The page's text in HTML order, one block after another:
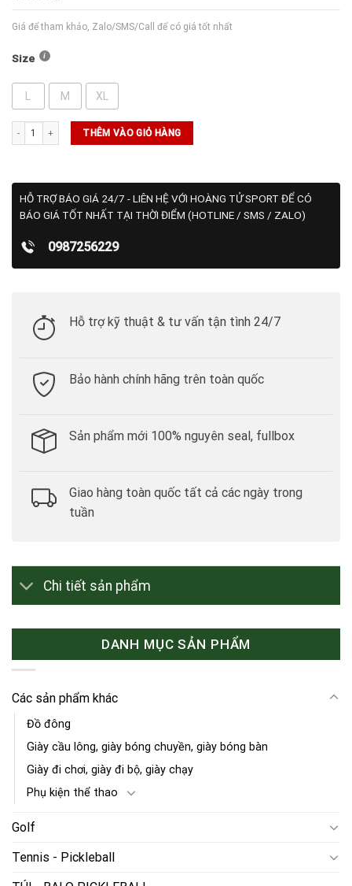
Giá để tham khảo, Zalo/SMS/Call để có giá tốt nhất
Size
L M XL
SERGIOTACCHINI ALIENO (2222367 - BKGY) số lượng
THÊM VÀO GIỎ HÀNG
HỖ TRỢ BÁO GIÁ 24/7 - LIÊN HỆ VỚI HOÀNG TỬ SPORT ĐỂ CÓ
BÁO GIÁ TỐT NHẤT TẠI THỜI ĐIỂM (HOTLINE / SMS / ZALO)
0987256229
Hỗ trợ kỹ thuật & tư vấn tận tình 24/7
Bảo hành chính hãng trên toàn quốc
Sản phẩm mới 100% nguyên seal, fullbox
Giao hàng toàn quốc tất cả các ngày trong
tuần
Chi tiết sản phẩm
DANH MỤC SẢN PHẨM
Các sản phẩm khác
Đồ đông
Giày cầu lông, giày bóng chuyền, giày bóng bàn
Giày đi chơi, giày đi bộ, giày chạy
Phụ kiện thể thao
Golf
Tennis - Pickleball